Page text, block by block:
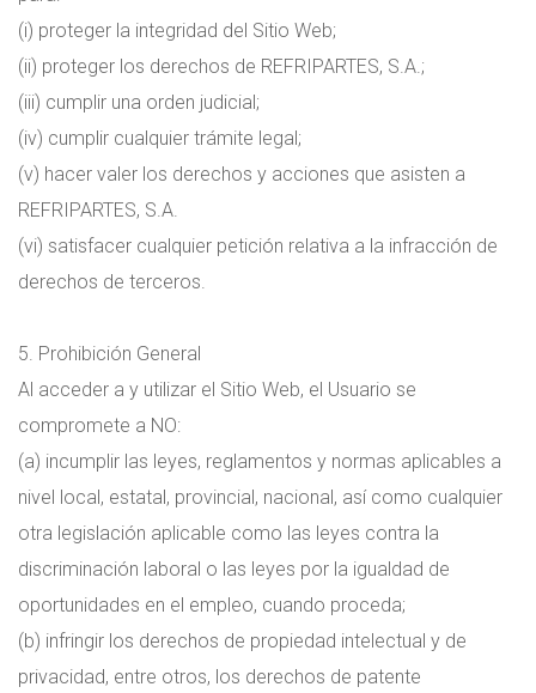
(i) proteger la integridad del Sitio Web;
(ii) proteger los derechos de REFRIPARTES, S.A.;
(iii) cumplir una orden judicial;
(iv) cumplir cualquier trámite legal;
(v) hacer valer los derechos y acciones que asisten a
REFRIPARTES, S.A.
(vi) satisfacer cualquier petición relativa a la infracción de
derechos de terceros.
5. Prohibición General
Al acceder a y utilizar el Sitio Web, el Usuario se
compromete a NO:
(a) incumplir las leyes, reglamentos y normas aplicables a
nivel local, estatal, provincial, nacional, así como cualquier
otra legislación aplicable como las leyes contra la
discriminación laboral o las leyes por la igualdad de
oportunidades en el empleo, cuando proceda;
(b) infringir los derechos de propiedad intelectual y de
privacidad, entre otros, los derechos de patente